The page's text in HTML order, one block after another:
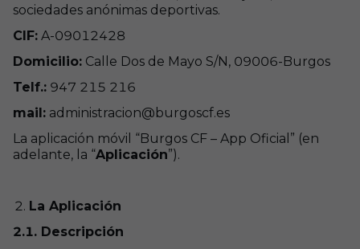
sociedades anónimas deportivas.
CIF: A-09012428
Domicilio: Calle Dos de Mayo S/N, 09006-Burgos
Telf.: 947 215 216
mail: administracion@burgoscf.es
La aplicación móvil “Burgos CF – App Oficial” (en
adelante, la “Aplicación”).
La Aplicación
2.1. Descripción